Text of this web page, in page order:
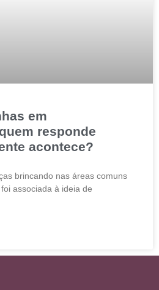
em
responde
acontece?
brincando nas áreas comuns
associada à ideia de